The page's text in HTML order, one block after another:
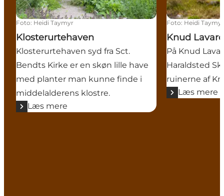
Foto: Heidi Taymyr
Klosterurtehaven
Klosterurtehaven syd fra Sct.
Bendts Kirke er en skøn lille have
med planter man kunne finde i
middelalderens klostre.
Læs mere
Foto: Heidi Taymyr
Knud
På Knud
Haraldsted
ruinerne af
Læs mere